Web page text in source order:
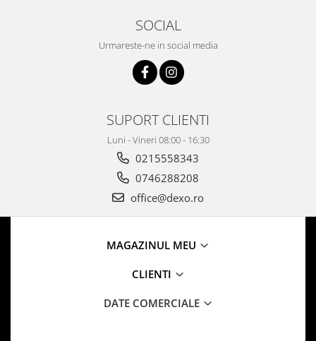
SOCIAL
Urmareste-ne in social media
SUPORT CLIENTI
Luni - Vineri 08:00 - 16:30
0215558343
0746288208
office@dexo.ro
MAGAZINUL MEU
CLIENTI
DATE COMERCIALE